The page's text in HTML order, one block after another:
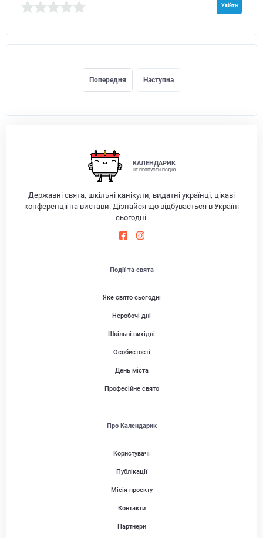
Увійти
Попередня Наступна
КАЛЕНДАРИК
НЕ ПРОПУСТИ ПОДІЮ
Державні свята, шкільні канікули, видатні українці, цікаві
конференції на вистави. Дізнайся що відбувається в Україні
сьогодні.
Події та свята
Яке свято сьогодні
Неробочі дні
Шкільні вихідні
Особистості
День міста
Професійне свято
Про Календарик
Користувачі
Публікації
Місія проекту
Контакти
Партнери